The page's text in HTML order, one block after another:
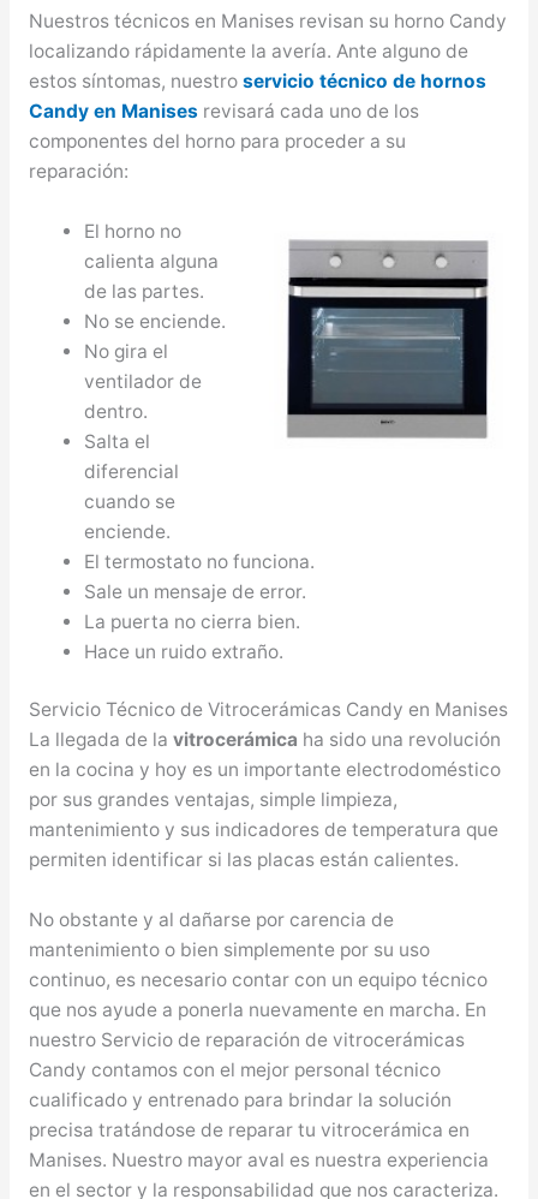
Nuestros técnicos en Manises revisan su horno Candy
localizando rápidamente la avería. Ante alguno de
estos síntomas, nuestro servicio técnico de hornos
Candy en Manisesrevisará cada uno de los
componentes del horno para proceder a su
reparación:
El horno no
calienta alguna
de las partes.
No se enciende.
No gira el
ventilador de
dentro.
Salta el
diferencial
cuando se
enciende.
El termostato no funciona.
Sale un mensaje de error.
La puerta no cierra bien.
Hace un ruido extraño.
Servicio Técnico de Vitrocerámicas Candy en Manises
La llegada de la vitrocerámica ha sido una revolución
en la cocina y hoy es un importante electrodoméstico
por sus grandes ventajas, simple limpieza,
mantenimiento y sus indicadores de temperatura que
permiten identificar si las placas están calientes.
No obstante y al dañarse por carencia de
mantenimiento o bien simplemente por su uso
continuo, es necesario contar con un equipo técnico
que nos ayude a ponerla nuevamente en marcha. En
nuestro Servicio de reparación de vitrocerámicas
Candy contamos con el mejor personal técnico
cualificado y entrenado para brindar la solución
precisa tratándose de reparar tu vitrocerámica en
Manises. Nuestro mayor aval es nuestra experiencia
en el sector y la responsabilidad que nos caracteriza.